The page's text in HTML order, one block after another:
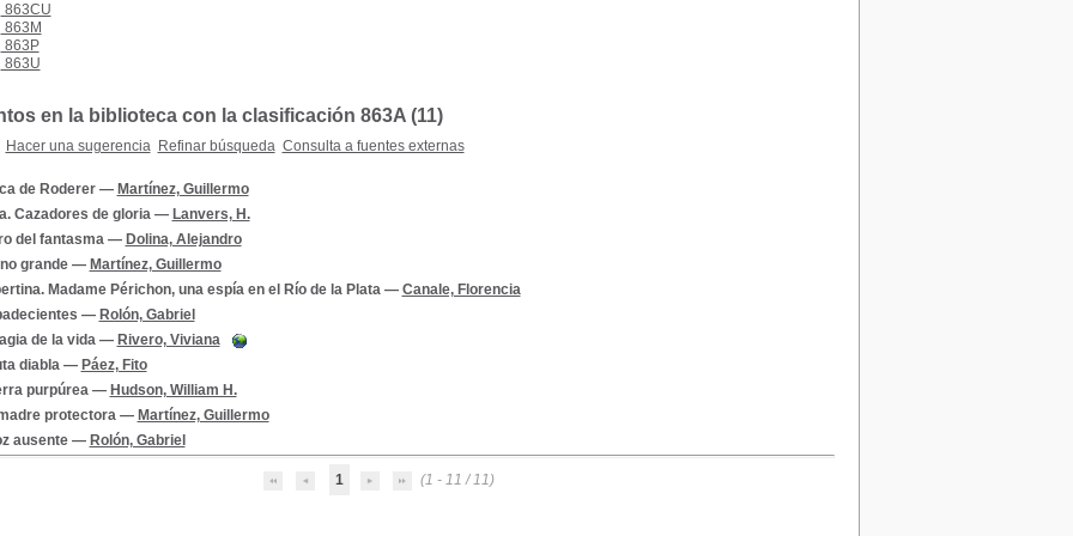
863CU
863M
863P
863U
en la biblioteca con la clasificación 863A (11)
Hacer una sugerencia Refinar búsqueda Consulta a fuentes externas
de Roderer— Martínez, Guillermo
Cazadores de gloria— Lanvers, H.
del fantasma— Dolina, Alejandro
grande— Martínez, Guillermo
Madame Périchon, una espía en el Río de la Plata— Canale, Florencia
— Rolón, Gabriel
de la vida— Rivero, Viviana
diabla— Páez, Fito
purpúrea— Hudson, William H.
protectora— Martínez, Guillermo
ausente— Rolón, Gabriel
1 (1 - 11 / 11)